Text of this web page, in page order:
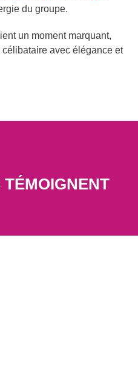
du groupe.
un moment marquant,
avec élégance et